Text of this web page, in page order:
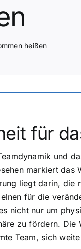
heißen
für
und
markiert das
liegt darin, die
für die
nicht nur um
zu fördern. Die
Team, sich